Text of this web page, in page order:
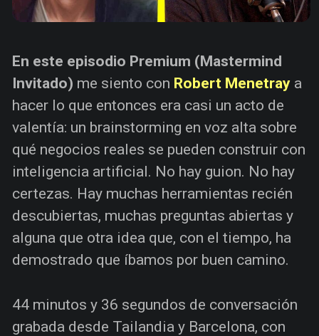
En este episodio Premium (Mastermind
Invitado) me siento con Robert Menetray a
hacer lo que entonces era casi un acto de
valentía: un brainstorming en voz alta sobre
qué negocios reales se pueden construir con
inteligencia artificial. No hay guion. No hay
certezas. Hay muchas herramientas recién
descubiertas, muchas preguntas abiertas y
alguna que otra idea que, con el tiempo, ha
demostrado que íbamos por buen camino.
44 minutos y 36 segundos de conversación
grabada desde Tailandia y Barcelona, con